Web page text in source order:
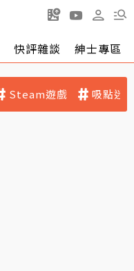
快評雜談 紳士專區
Steam遊戲 吸點迷